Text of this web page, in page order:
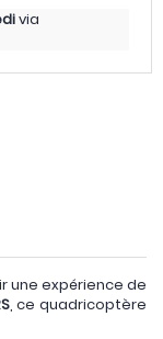
via
une expérience de
, ce quadricoptère